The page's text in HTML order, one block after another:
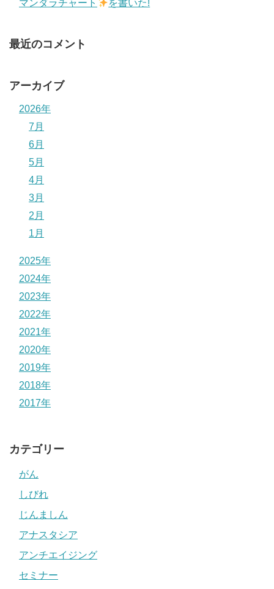
マンダラチャート を書いた!
最近のコメント
アーカイブ
2026年
7月
6月
5月
4月
3月
2月
1月
2025年
2024年
2023年
2022年
2021年
2020年
2019年
2018年
2017年
カテゴリー
がん
しびれ
じんましん
アナスタシア
アンチエイジング
セミナー